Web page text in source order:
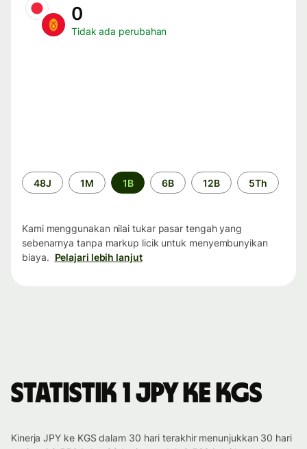
0
Tidak ada perubahan
Periode
waktu
48J 1M 1B 6B 12B 5Th
Kami menggunakan nilai tukar pasar tengah yang
sebenarnya tanpa markup licik untuk menyembunyikan
biaya. Pelajari lebih lanjut
Statistik 1 JPY ke KGS
Kinerja JPY ke KGS dalam 30 hari terakhir menunjukkan 30 hari